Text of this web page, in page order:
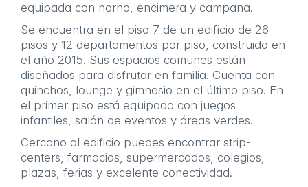
equipada con horno, encimera y campana.
Se encuentra en el piso 7 de un edificio de 26
pisos y 12 departamentos por piso, construido en
el año 2015. Sus espacios comunes están
diseñados para disfrutar en familia. Cuenta con
quinchos, lounge y gimnasio en el último piso. En
el primer piso está equipado con juegos
infantiles, salón de eventos y áreas verdes.
Cercano al edificio puedes encontrar strip-
centers, farmacias, supermercados, colegios,
plazas, ferias y excelente conectividad.